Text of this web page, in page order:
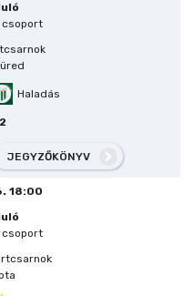
csoport
Haladás
JEGYZŐKÖNYV
18:00
csoport